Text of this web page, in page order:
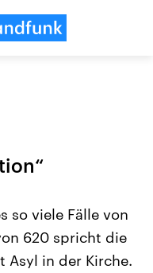
so viele Fälle von
620 spricht die
Asyl in der Kirche.